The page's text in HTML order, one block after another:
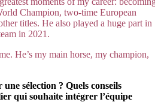
Champion, two-time European
titles. He also played a huge part in
in 2021.
He’s my main horse, my champion,
sélection ? Quels conseils
qui souhaite intégrer l’équipe